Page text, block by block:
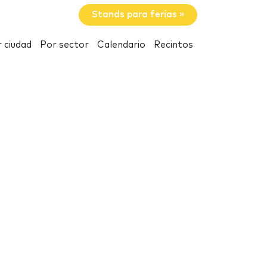
Stands para ferias »
ciudad Por sector Calendario Recintos